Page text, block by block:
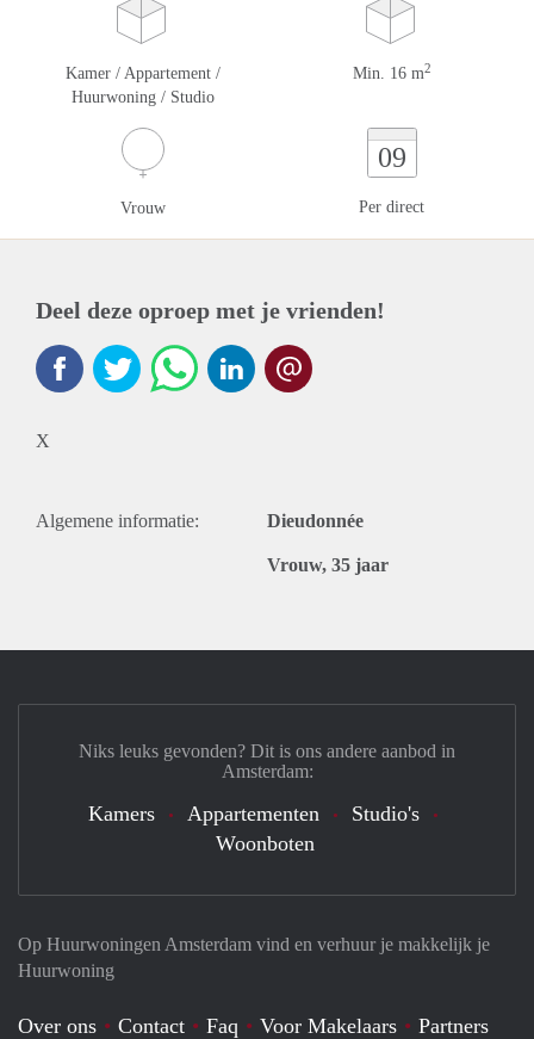
Kamer / Appartement /
Huurwoning / Studio
Min. 16 m2
Vrouw
09
Per direct
Deel deze oproep met je vrienden!
X
Algemene informatie: Dieudonnée
Vrouw, 35 jaar
Op Huurwoningen Amsterdam vind en verhuur je makkelijk je
Huurwoning
Over ons Contact Faq Voor Makelaars Partners
Niks leuks gevonden? Dit is ons andere aanbod in
Amsterdam:
Kamers Appartementen
Studio's
Woonboten